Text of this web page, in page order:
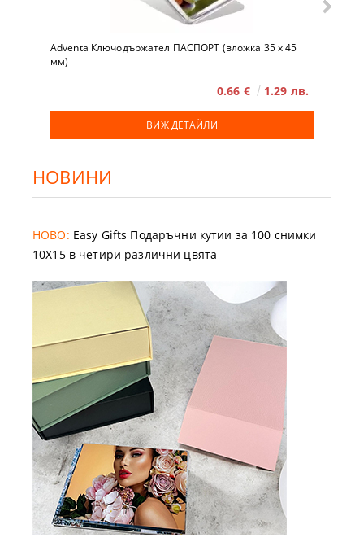
Adventa Ключодържател ПАСПОРТ (вложка 35 x 45
мм)
0.66 € 1.29 лв.
ВИЖ ДЕТАЙЛИ
НОВИНИ
НОВО: Easy Gifts Подаръчни кутии за 100 снимки
10X15 в четири различни цвята